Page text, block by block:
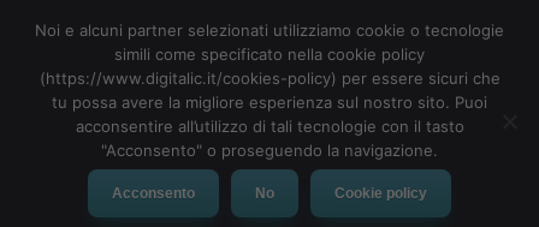
MENU
Noi e alcuni partner selezionati utilizziamo cookie o tecnologie
simili come specificato nella cookie policy
(https://www.digitalic.it/cookies-policy) per essere sicuri che
tu possa avere la migliore esperienza sul nostro sito. Puoi
acconsentire all’utilizzo di tali tecnologie con il tasto
"Acconsento" o proseguendo la navigazione.
Acconsento No Cookie policy